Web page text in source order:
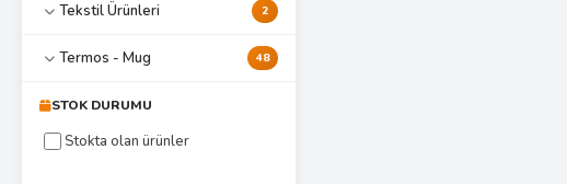
Tekstil Ürünleri 2
Termos - Mug 48
STOK DURUMU
Stokta olan ürünler